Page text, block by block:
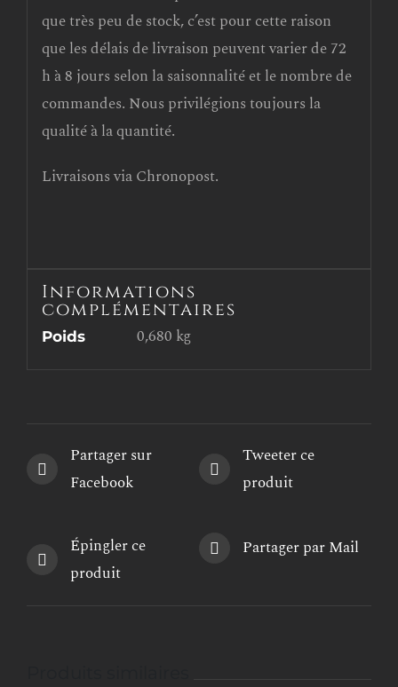
que très peu de stock, c’est pour cette raison
que les délais de livraison peuvent varier de 72
h à 8 jours selon la saisonnalité et le nombre de
commandes. Nous privilégions toujours la
qualité à la quantité.
Livraisons via Chronopost.
Informations
complémentaires
Poids 0,680 kg
Partager sur
Facebook
Tweeter ce
produit
Épingler ce
produit
Partager par Mail